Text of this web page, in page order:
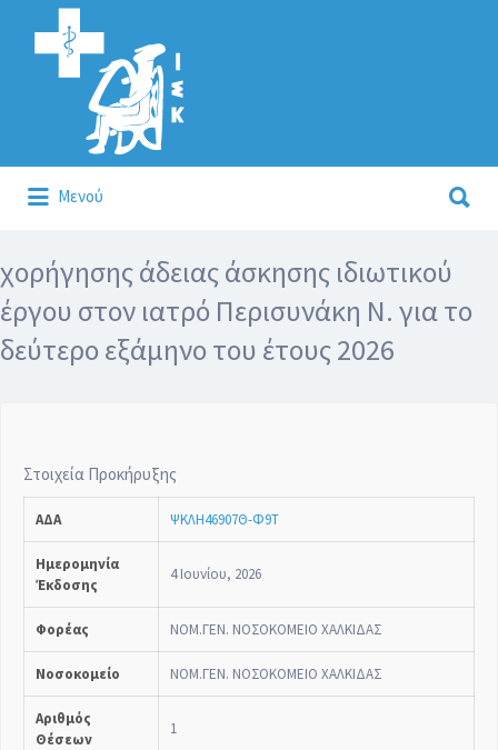
Αναζήτηση
για:
Μενού
για:
χορήγησης άδειας άσκησης ιδιωτικού
έργου στον ιατρό Περισυνάκη Ν. για το
δεύτερο εξάμηνο του έτους 2026
Στοιχεία Προκήρυξης
ΑΔΑ ΨΚΛΗ46907Θ-Φ9Τ
Ημερομηνία
Έκδοσης
4 Ιουνίου, 2026
Φορέας ΝΟΜ.ΓΕΝ. ΝΟΣΟΚΟΜΕΙΟ ΧΑΛΚΙΔΑΣ
Νοσοκομείο ΝΟΜ.ΓΕΝ. ΝΟΣΟΚΟΜΕΙΟ ΧΑΛΚΙΔΑΣ
Αριθμός
Θέσεων
1